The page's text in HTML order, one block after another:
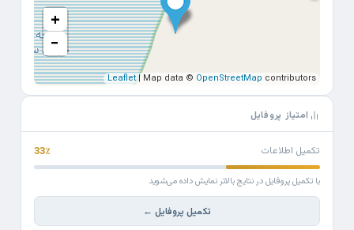
+
−
Leaflet| Map data © OpenStreetMap contributors
امتیاز پروفایل
تکمیل اطلاعات 33٪
با تکمیل پروفایل در نتایج بالاتر نمایش داده می‌شوید
تکمیل پروفایل ←